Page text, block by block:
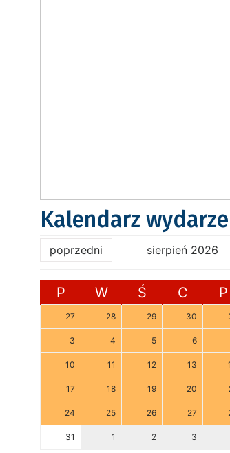
Kalendarz
poprzedni sierpień 2026
P W Ś C P
27 28 29 30
3 4 5 6
10 11 12 13
17 18 19 20
24 25 26 27
31 1 2 3